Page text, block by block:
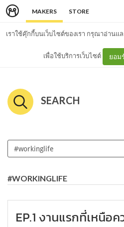
MAKERS STORE
เราใช้คุ๊กกี้บนเว็บไซต์ของเรา กรุณาอ่านแ
เพื่อใช้บริการเว็บไซต์ ยอม
SEARCH
#WORKINGLIFE
EP.1 งานแรกที่เหนือ